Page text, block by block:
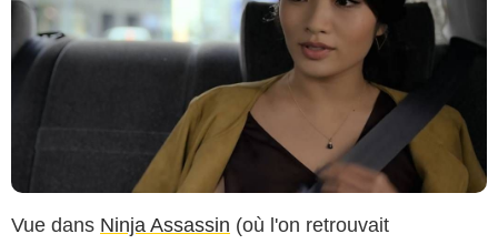
Vue dans Ninja Assassin (où l'on retrouvait